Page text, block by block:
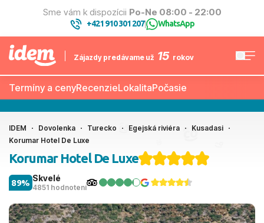
Sme vám k dispozícii Po-Ne 08:00 - 22:00
+421 910 301 207| WhatsApp
Zájazdy predávame už 15 rokov
Termíny a cenyRecenzieLokalitaPočasie
IDEM Dovolenka Turecko Egejská riviéra
Kusadasi
Korumar Hotel De Luxe
Korumar Hotel De Luxe
Skvelé
4851 hodnotení
89%